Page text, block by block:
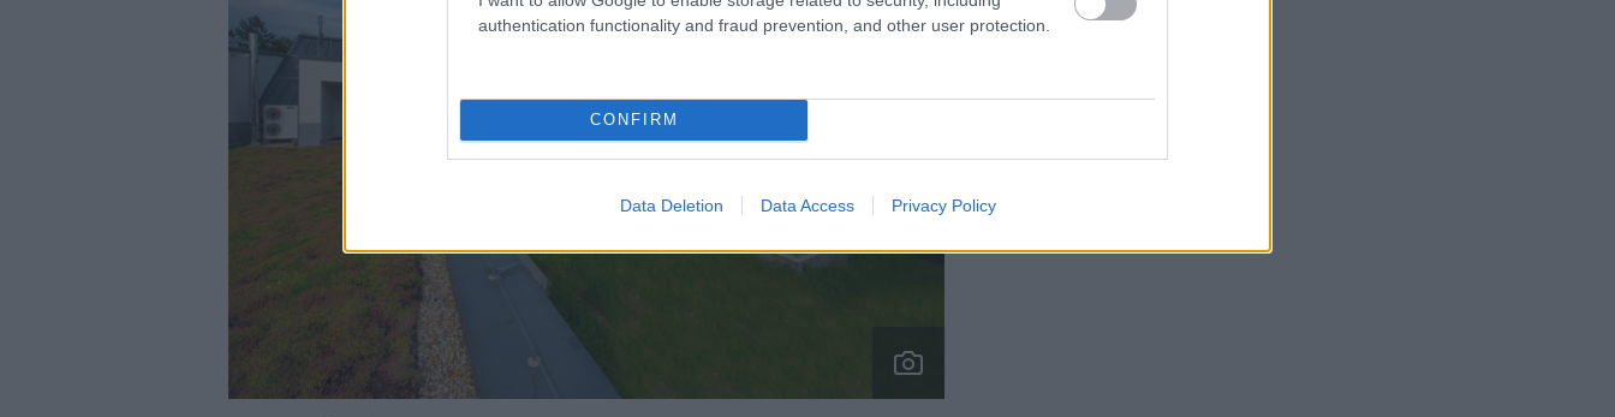
authentication functionality and fraud prevention, and other user protection.
CONFIRM
Data Deletion Data Access Privacy Policy